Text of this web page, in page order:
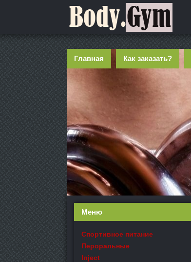
Главная Как заказать?
Меню
Спортивное питание
Пероральные
Inject